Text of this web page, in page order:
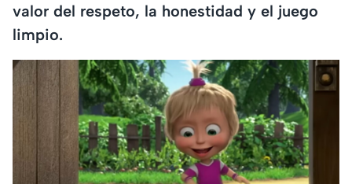
valor del respeto, la honestidad y el juego
limpio.